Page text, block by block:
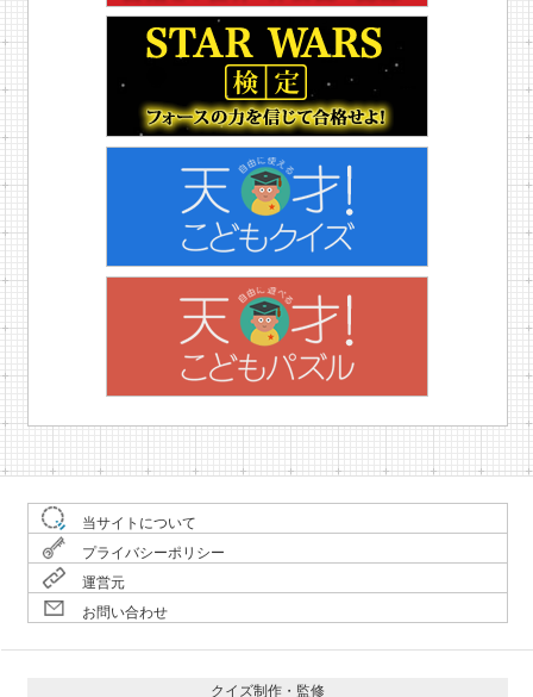
当サイトについて
プライバシーポリシー
運営元
お問い合わせ
クイズ制作・監修